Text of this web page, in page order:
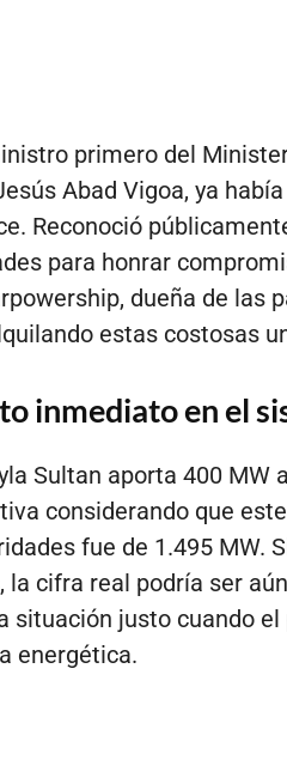
primero del
Abad Vigoa, ya
Reconoció
para honrar
dueña de las
estas costosas
inmediato en el
Sultan aporta 400
considerando que
fue de 1.495 MW.
la cifra real podría ser
situación justo cuando
energética.